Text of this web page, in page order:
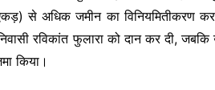
से अधिक जमीन का विनियमितीकरण
रविकांत फुलारा को दान कर दी,
किया।